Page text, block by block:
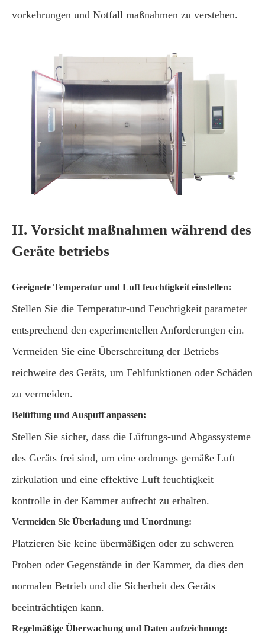
vorkehrungen und Notfall maßnahmen zu verstehen.
II. Vorsicht maßnahmen während des
Geräte betriebs
Geeignete Temperatur und Luft feuchtigkeit einstellen:
Stellen Sie die Temperatur-und Feuchtigkeit parameter
entsprechend den experimentellen Anforderungen ein.
Vermeiden Sie eine Überschreitung der Betriebs
reichweite des Geräts, um Fehlfunktionen oder Schäden
zu vermeiden.
Belüftung und Auspuff anpassen:
Stellen Sie sicher, dass die Lüftungs-und Abgassysteme
des Geräts frei sind, um eine ordnungs gemäße Luft
zirkulation und eine effektive Luft feuchtigkeit
kontrolle in der Kammer aufrecht zu erhalten.
Vermeiden Sie Überladung und Unordnung:
Platzieren Sie keine übermäßigen oder zu schweren
Proben oder Gegenstände in der Kammer, da dies den
normalen Betrieb und die Sicherheit des Geräts
beeinträchtigen kann.
Regelmäßige Überwachung und Daten aufzeichnung: